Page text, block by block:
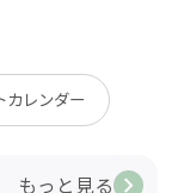
カレンダー
もっと見る